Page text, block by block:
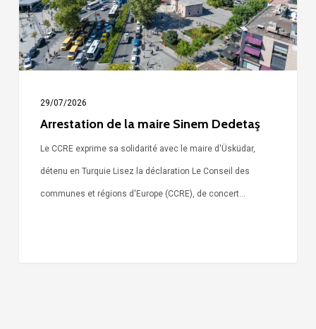
Dedetaş
29/07/2026
Arrestation de la maire Sinem Dedetaş
Le CCRE exprime sa solidarité avec le maire d'Üsküdar,
détenu en Turquie Lisez la déclaration Le Conseil des
communes et régions d'Europe (CCRE), de concert…